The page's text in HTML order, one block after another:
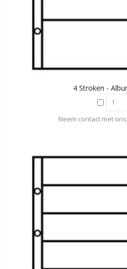
4 Stroken -
Neem contact met